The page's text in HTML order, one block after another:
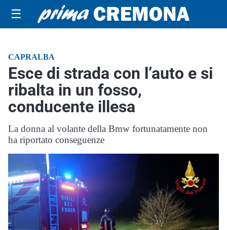
☰
CAPRALBA
Esce di strada con l’auto e si
ribalta in un fosso,
conducente illesa
La donna al volante della Bmw fortunatamente non
ha riportato conseguenze